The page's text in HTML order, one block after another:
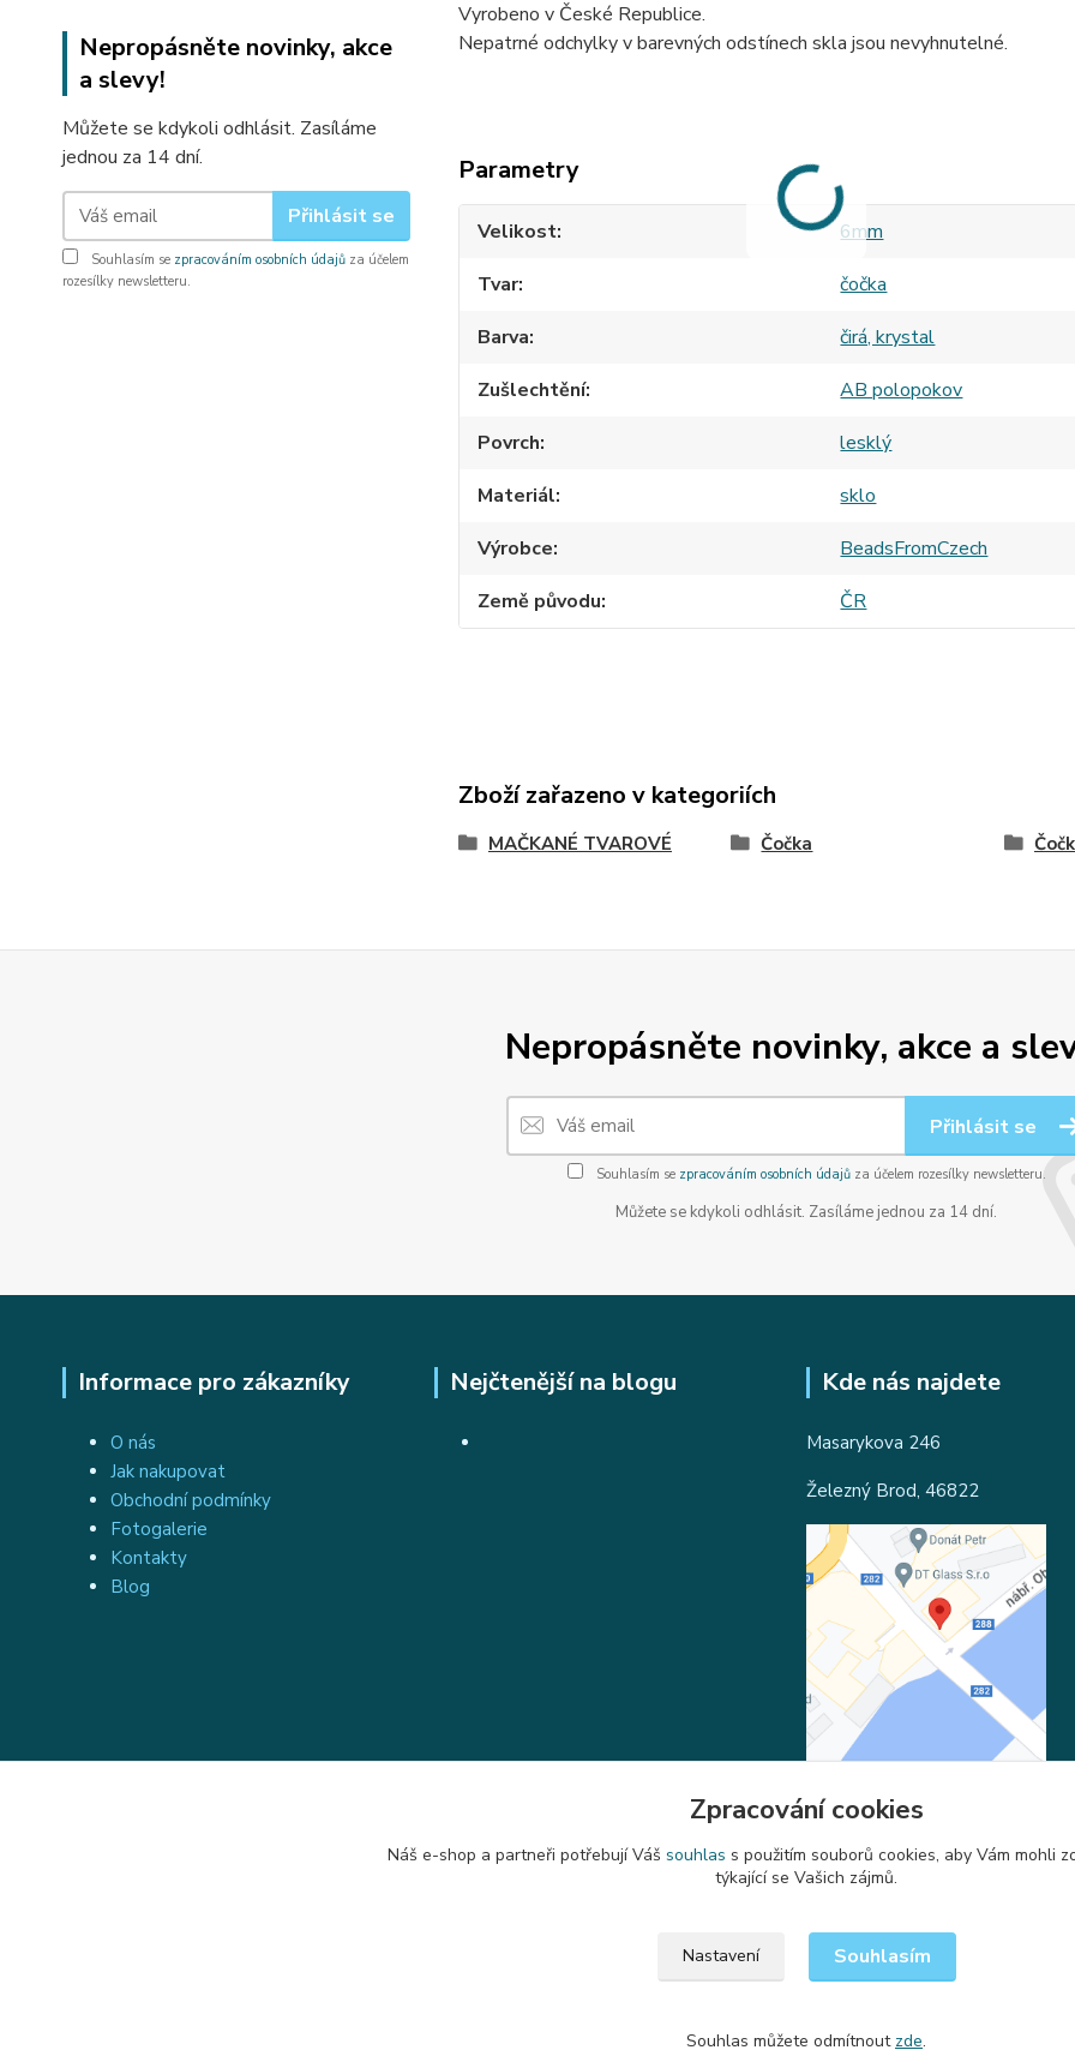
Nepropásněte novinky, akce
a slevy!
Můžete se kdykoli odhlásit. Zasíláme
jednou za 14 dní.
Přihlásit se
Souhlasím se zpracováním osobních údajů za účelem
rozesílky newsletteru.
Vyrobeno v České Republice.
Nepatrné odchylky v barevných odstínech skla jsou nevyhnutelné.
Parametry
Velikost
6mm
Tvar
čočka
Barva
čirá, krystal
Zušlechtění
AB polopokov
Povrch
lesklý
Materiál
sklo
Výrobce
BeadsFromCzech
Země původu
ČR
Zboží zařazeno v kategoriích
MAČKANÉ TVAROVÉ Čočka
Nepropásněte novinky, akce a
Přihlásit se
Souhlasím se zpracováním osobních údajůza účelem rozesílky newsletteru.
Můžete se kdykoli odhlásit. Zasíláme jednou za 14 dní.
Informace pro zákazníky
O nás
Jak nakupovat
Obchodní podmínky
Fotogalerie
Kontakty
Blog
Nejčtenější na blogu Kde nás najdete
Masarykova 246
Železný Brod, 46822
Upravit sběr cookies.
Zpracování cookies
Náš e-shop a partneři potřebují Váš souhlas s použitím souborů cookies, aby Vám mohli
týkající se Vašich zájmů.
Nastavení Souhlasím
Souhlas můžete odmítnout zde.